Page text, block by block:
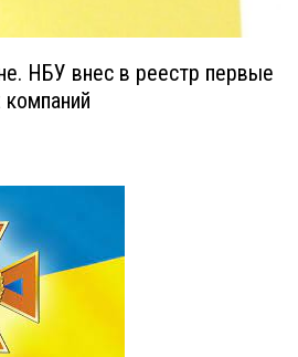
НБУ внес в реестр первые
компаний